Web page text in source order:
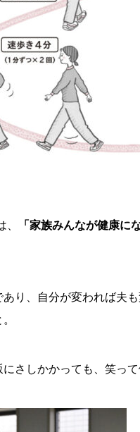
、 「家族みんなが健康に
あり、自分が変われば夫
さしかかっても、笑っ